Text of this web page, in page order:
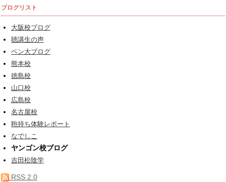
ブログリスト
大阪校ブログ
聴講生の声
ベン大ブログ
熊本校
徳島校
山口校
広島校
名古屋校
鞄持ち体験レポート
なでしこ
ヤンゴン校ブログ
吉田松陰学
RSS 2.0